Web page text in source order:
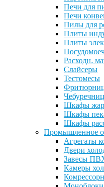
Печи для
Печи
Пилы для
Плиты
Плиты
Расходн.
Слайсеры
Тестомесы
Шкафы
Шкафы
Шкафы
Промышленное
Агрегаты
Двери
Завесы
Камеры